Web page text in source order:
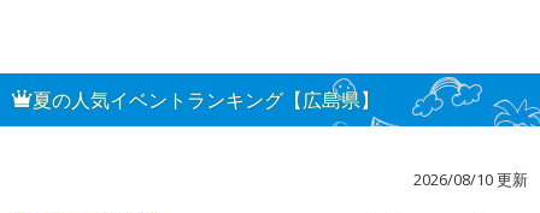
夏の人気イベントランキング【広島県】
2026/08/10 更新